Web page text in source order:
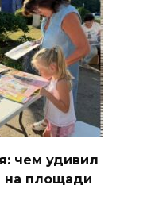
чем удивил
на площади